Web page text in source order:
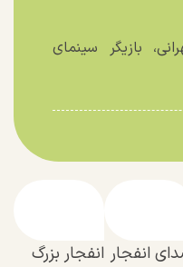
بازیگر سینمای
انفجار انفجار بزرگ